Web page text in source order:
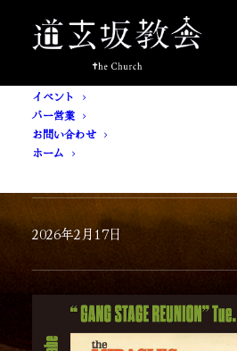
イベント
バー営業
お問い合わせ
ホーム
[ 入場無料 ] GANG
2026年2月17日